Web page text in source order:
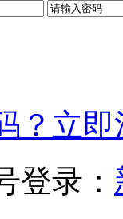
？ 立即
登录：